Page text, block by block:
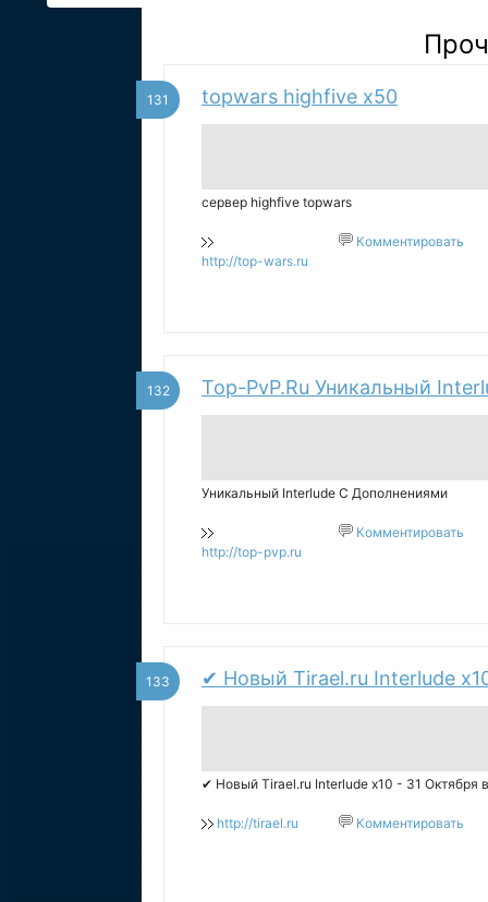
131 topwars highfive x50
сервер highfive topwars
http://top-wars.ru
Комментировать
132 Top-PvP.Ru Уникальный
Уникальный Interlude С Дополнениями
http://top-pvp.ru
Комментировать
133 ✔ Новый Tirael.ru Interlude
✔ Новый Tirael.ru Interlude x10 - 31 Октября
http://tirael.ru Комментировать